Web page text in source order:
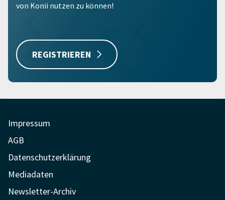
von Konii nutzen zu können!
REGISTRIEREN
Impressum
AGB
Datenschutzerklärung
Mediadaten
Newsletter-Archiv